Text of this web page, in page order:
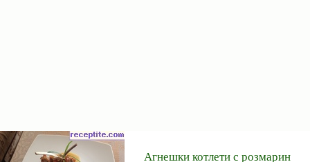
Агнешки котлети с розмарин